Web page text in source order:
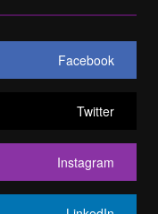
Facebook
Twitter
Instagram